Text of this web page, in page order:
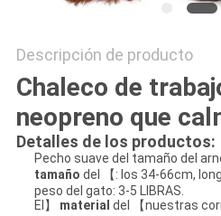
Descripción de producto
Chaleco de
neopreno que
Detalles de los productos:
Pecho suave del tamaño del
tamaño del 【: los 34-66cm,
peso del gato: 3-5 LIBRAS.
El】 material del 【nuestras